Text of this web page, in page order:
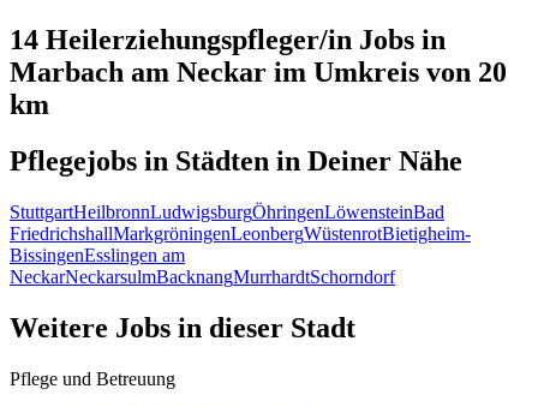
14 Heilerziehungspfleger/in Jobs in
Marbach am Neckar im Umkreis von 20
km
Pflegejobs in Städten in Deiner Nähe
StuttgartHeilbronnLudwigsburgÖhringenLöwensteinBad
FriedrichshallMarkgröningenLeonbergWüstenrotBietigheim-
BissingenEsslingen am
NeckarNeckarsulmBacknangMurrhardtSchorndorf
Weitere Jobs in dieser Stadt
Pflege und Betreuung